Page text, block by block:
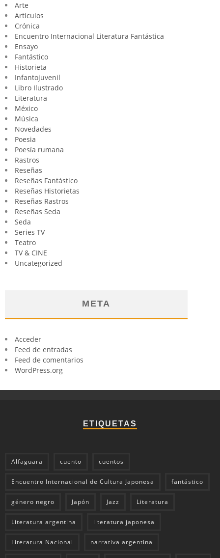
Arte
Artículos
Crónica
Encuentro Internacional Literatura Fantástica
Ensayo
Fantástico
Historieta
Infantojuvenil
Libro Ilustrado
Literatura
México
Música
Novedades
Poesia
Poesía rumana
Rastros
Reseñas
Reseñas Fantástico
Reseñas Historietas
Reseñas Rastros
Reseñas Seda
Seda
Series TV
Teatro
TV & CINE
Uncategorized
META
Acceder
Feed de entradas
Feed de comentarios
WordPress.org
ETIQUETAS
Alfaguara cuento cuentos
Encuentro Internacional de Cultura Japonesa fantástico
género negro Japón Jazz Literatura
Literatura argentina literatura japonesa
Literatura Nacional narrativa argentina